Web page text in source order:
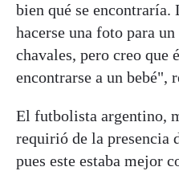
bien qué se encontraría.
hacerse una foto para
chavales, pero creo que
encontrarse a un bebé",
El futbolista argentino,
requirió de la presencia
pues este estaba mejor